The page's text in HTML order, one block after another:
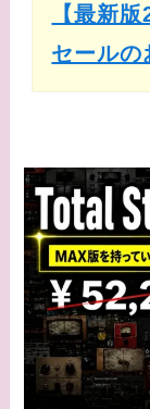
【最新
セールの